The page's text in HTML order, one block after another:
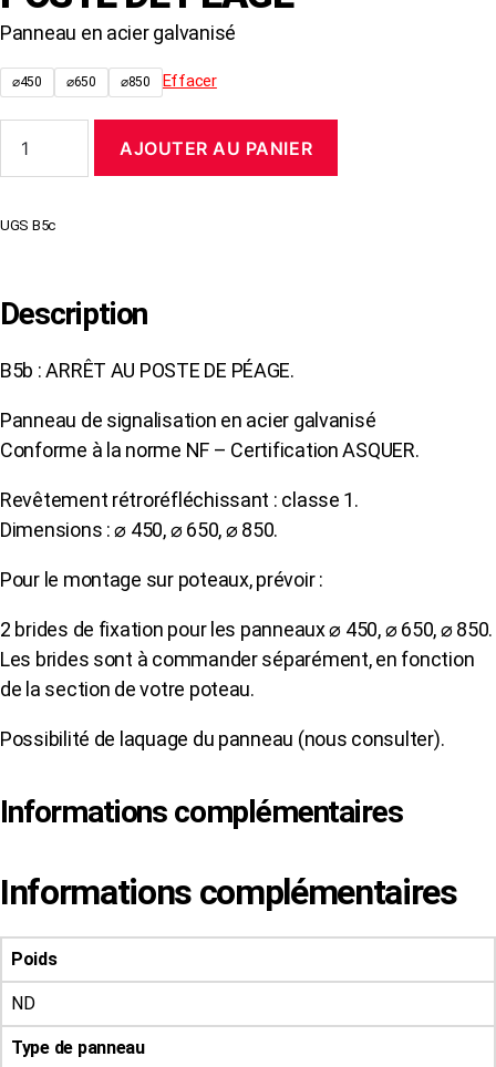
Panneau en acier galvanisé
⌀450 ⌀650 ⌀850 Effacer
Panneau
AU
PÉAGE
AJOUTER AU PANIER
UGS B5c
Description
B5b : ARRÊT AU POSTE DE PÉAGE.
Panneau de signalisation en acier galvanisé
Conforme à la norme NF – Certification ASQUER.
Revêtement rétroréfléchissant : classe 1.
Dimensions : ⌀ 450, ⌀ 650, ⌀ 850.
Pour le montage sur poteaux, prévoir :
2 brides de fixation pour les panneaux ⌀ 450, ⌀ 650, ⌀ 850.
Les brides sont à commander séparément, en fonction
de la section de votre poteau.
Possibilité de laquage du panneau (nous consulter).
Informations complémentaires
Informations complémentaires
Poids
ND
Type de panneau